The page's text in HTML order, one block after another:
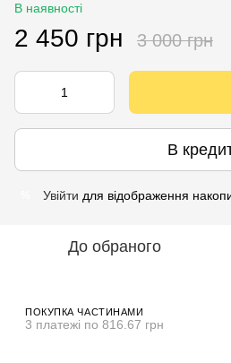
В наявності
2 450 грн 3 000 грн
В
Увійти для відображення
До обраного
ПОКУПКА ЧАСТИНАМИ
3 платежі по 816.67 грн